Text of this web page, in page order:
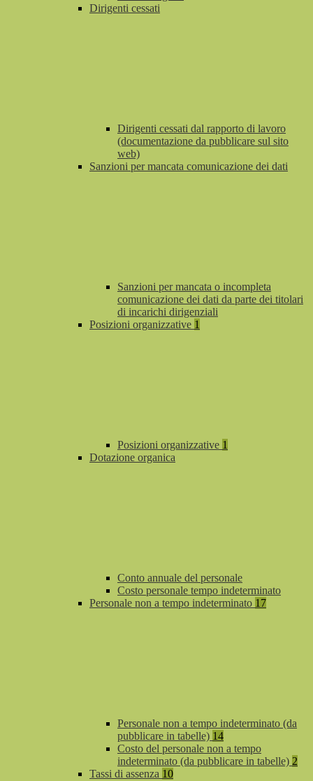
Dirigenti cessati
Dirigenti cessati dal rapporto di lavoro
(documentazione da pubblicare sul sito
web)
Sanzioni per mancata comunicazione dei dati
Sanzioni per mancata o incompleta
comunicazione dei dati da parte dei titolari
di incarichi dirigenziali
Posizioni organizzative 1
Posizioni organizzative 1
Dotazione organica
Conto annuale del personale
Costo personale tempo indeterminato
Personale non a tempo indeterminato 17
Personale non a tempo indeterminato (da
pubblicare in tabelle) 14
Costo del personale non a tempo
indeterminato (da pubblicare in tabelle) 2
Tassi di assenza 10